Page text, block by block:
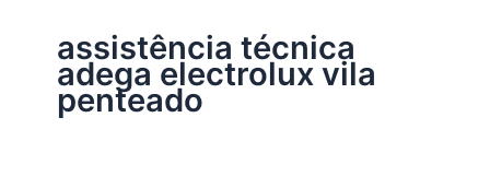
assistência técnica
adega electrolux vila
penteado